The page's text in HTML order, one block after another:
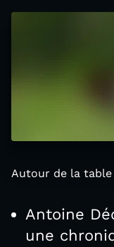
Autour de la table
Antoine
une